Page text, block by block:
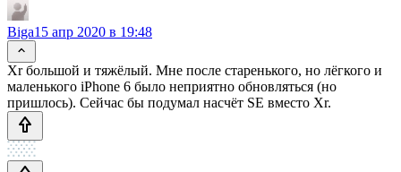
Biga15 апр 2020 в 19:48
Xr большой и тяжёлый. Мне после старенького, но лёгкого и
маленького iPhone 6 было неприятно обновляться (но
пришлось). Сейчас бы подумал насчёт SE вместо Xr.